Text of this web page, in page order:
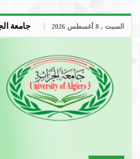
السبت , 8 أغسطس 2026 جامعة